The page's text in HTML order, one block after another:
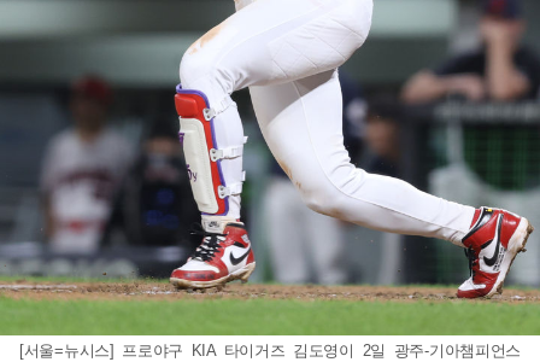
[서울=뉴시스] 프로야구 KIA 타이거즈 김도영이 2일 광주-기아챔피언스